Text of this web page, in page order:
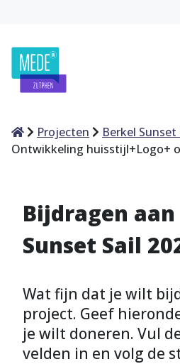
HomeProjecten Berkel Sunset
Ontwikkeling huisstijl+Logo+
Bijdragen
Sunset Sail
Wat fijn dat je wilt
project. Geef
je wilt doneren. Vul
velden in en volg de